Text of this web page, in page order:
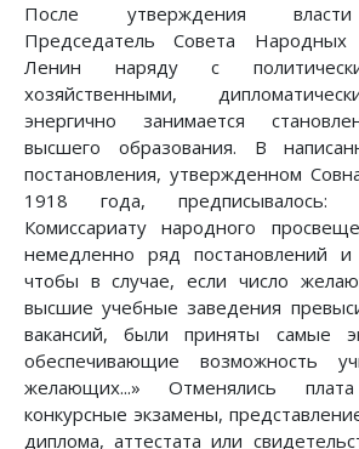
После утверждения
Председатель Совета Народных
Ленин наряду с
хозяйственными,
энергично занимается
высшего образования. В
постановления, утвержденном
1918 года, предписывалось:
Комиссариату народного
немедленно ряд постановлений
чтобы в случае, если число
высшие учебные заведения
вакансий, были приняты самые
обеспечивающие возможность
желающих...» Отменялись
конкурсные экзамены,
диплома, аттестата или